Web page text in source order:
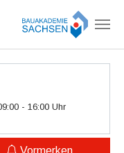
- 16:00 Uhr
Vormerken